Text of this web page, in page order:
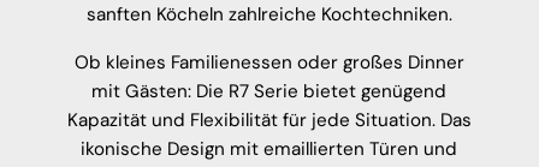
sanften Köcheln zahlreiche Kochtechniken.
Ob kleines Familienessen oder großes Dinner
mit Gästen: Die R7 Serie bietet genügend
Kapazität und Flexibilität für jede Situation. Das
ikonische Design mit emaillierten Türen und